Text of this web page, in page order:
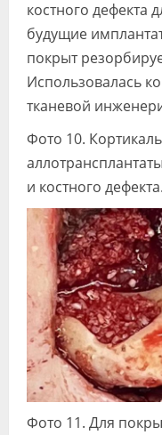
костного дефекта
будущие
покрыт
Использовалась
тканевой
Фото 10.
и костного дефекта.
Фото 11. Для